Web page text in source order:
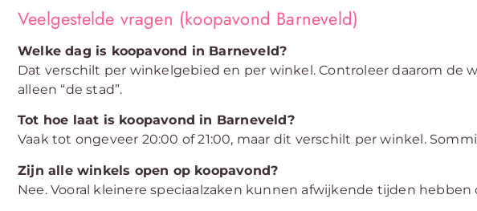
Veelgestelde vragen (koopavond Barneveld)
Welke dag is koopavond in Barneveld?
Dat verschilt per winkelgebied en per winkel. Controleer daarom de
alleen “de stad”.
Tot hoe laat is koopavond in Barneveld?
Vaak tot ongeveer 20:00 of 21:00, maar dit verschilt per winkel.
Zijn alle winkels open op koopavond?
Nee. Vooral kleinere speciaalzaken kunnen afwijkende tijden hebben